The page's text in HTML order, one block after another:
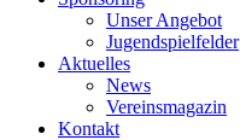
Unser Angebot
Jugendspielfelder
Aktuelles
News
Vereinsmagazin
Kontakt